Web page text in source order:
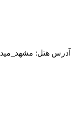
آدرس هتل: